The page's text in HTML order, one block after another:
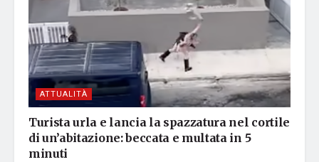
ATTUALITÀ
Turista urla e lancia la spazzatura nel cortile
di un’abitazione: beccata e multata in 5
minuti